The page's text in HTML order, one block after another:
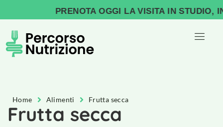
PRENOTA OGGI LA VISITA IN STUDIO,
Home Alimenti Frutta secca
Frutta secca